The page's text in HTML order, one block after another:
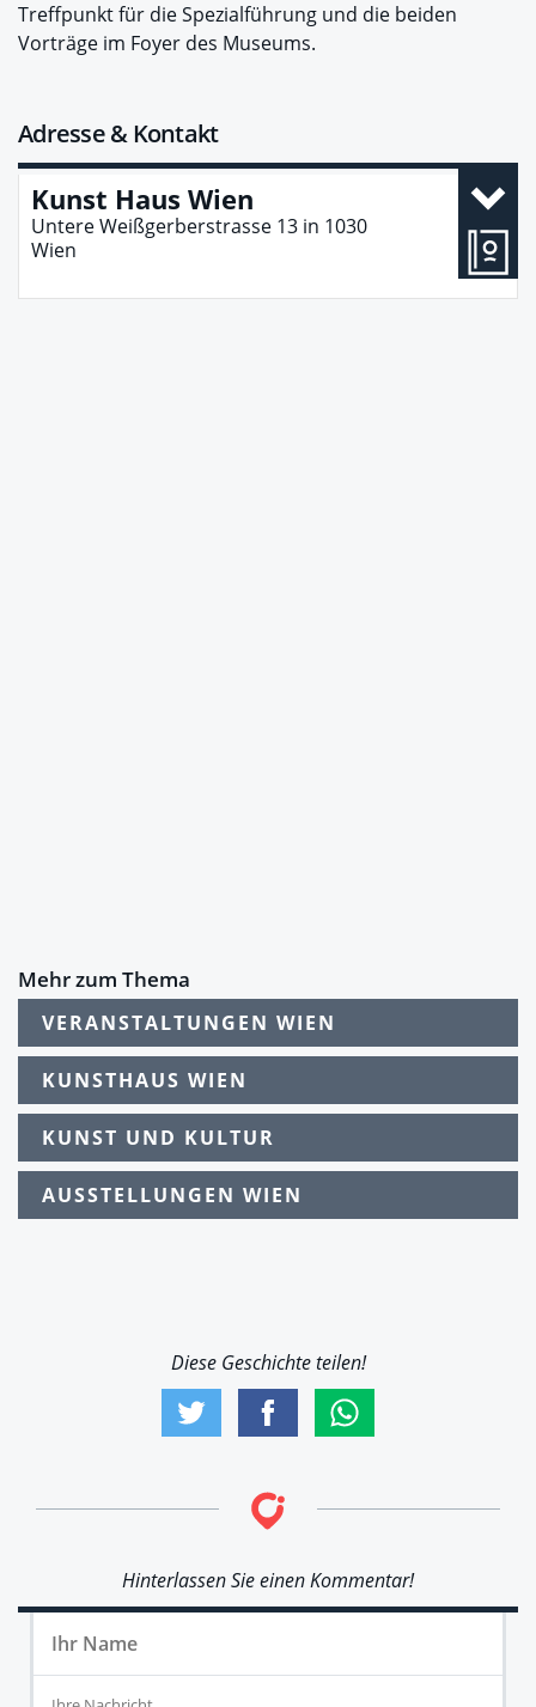
Treffpunkt für die Spezialführung und die beiden
Vorträge im Foyer des Museums.
Adresse & Kontakt
Kunst Haus Wien
Untere Weißgerberstrasse 13 in 1030
Wien
Mehr zum Thema
VERANSTALTUNGEN WIEN
KUNSTHAUS WIEN
KUNST UND KULTUR
AUSSTELLUNGEN WIEN
Diese Geschichte teilen!
Hinterlassen Sie einen Kommentar!